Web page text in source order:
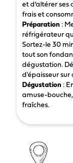
et d’altérer
frais et
Préparation :
réfrigérateur
Sortez-le 30
tout son
dégustation.
d'épaisseur sur
Dégustation :
amuse-
fraîches.